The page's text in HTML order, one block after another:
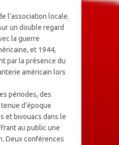
l’association locale.
un double regard
la guerre
et 1944,
par la présence du
américain lors
périodes, des
d’époque
et bivouacs dans le
au public une
Deux conférences